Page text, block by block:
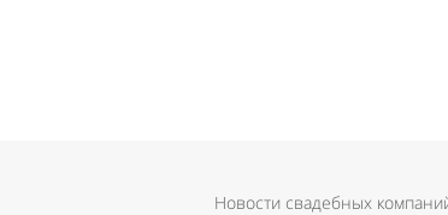
Новости свадебных